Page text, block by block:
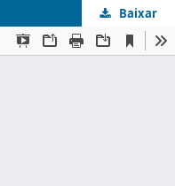
Baixar